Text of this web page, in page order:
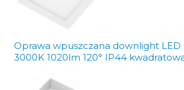
Oprawa wpuszczana downlight LED
3000K 1020lm 120° IP44